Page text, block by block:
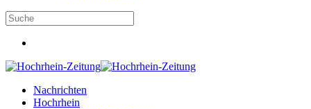
Nachrichten
Hochrhein